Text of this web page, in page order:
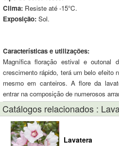
Clima: Resiste até -15°C.
Exposição: Sol.
Características e utilizações:
Magnífica floração estival e outonal
crescimento rápido, terá um belo efeito
mesmo em canteiros. A flore da
entrar na composição de numerosos
Catálogos relacionados :
Lavatera